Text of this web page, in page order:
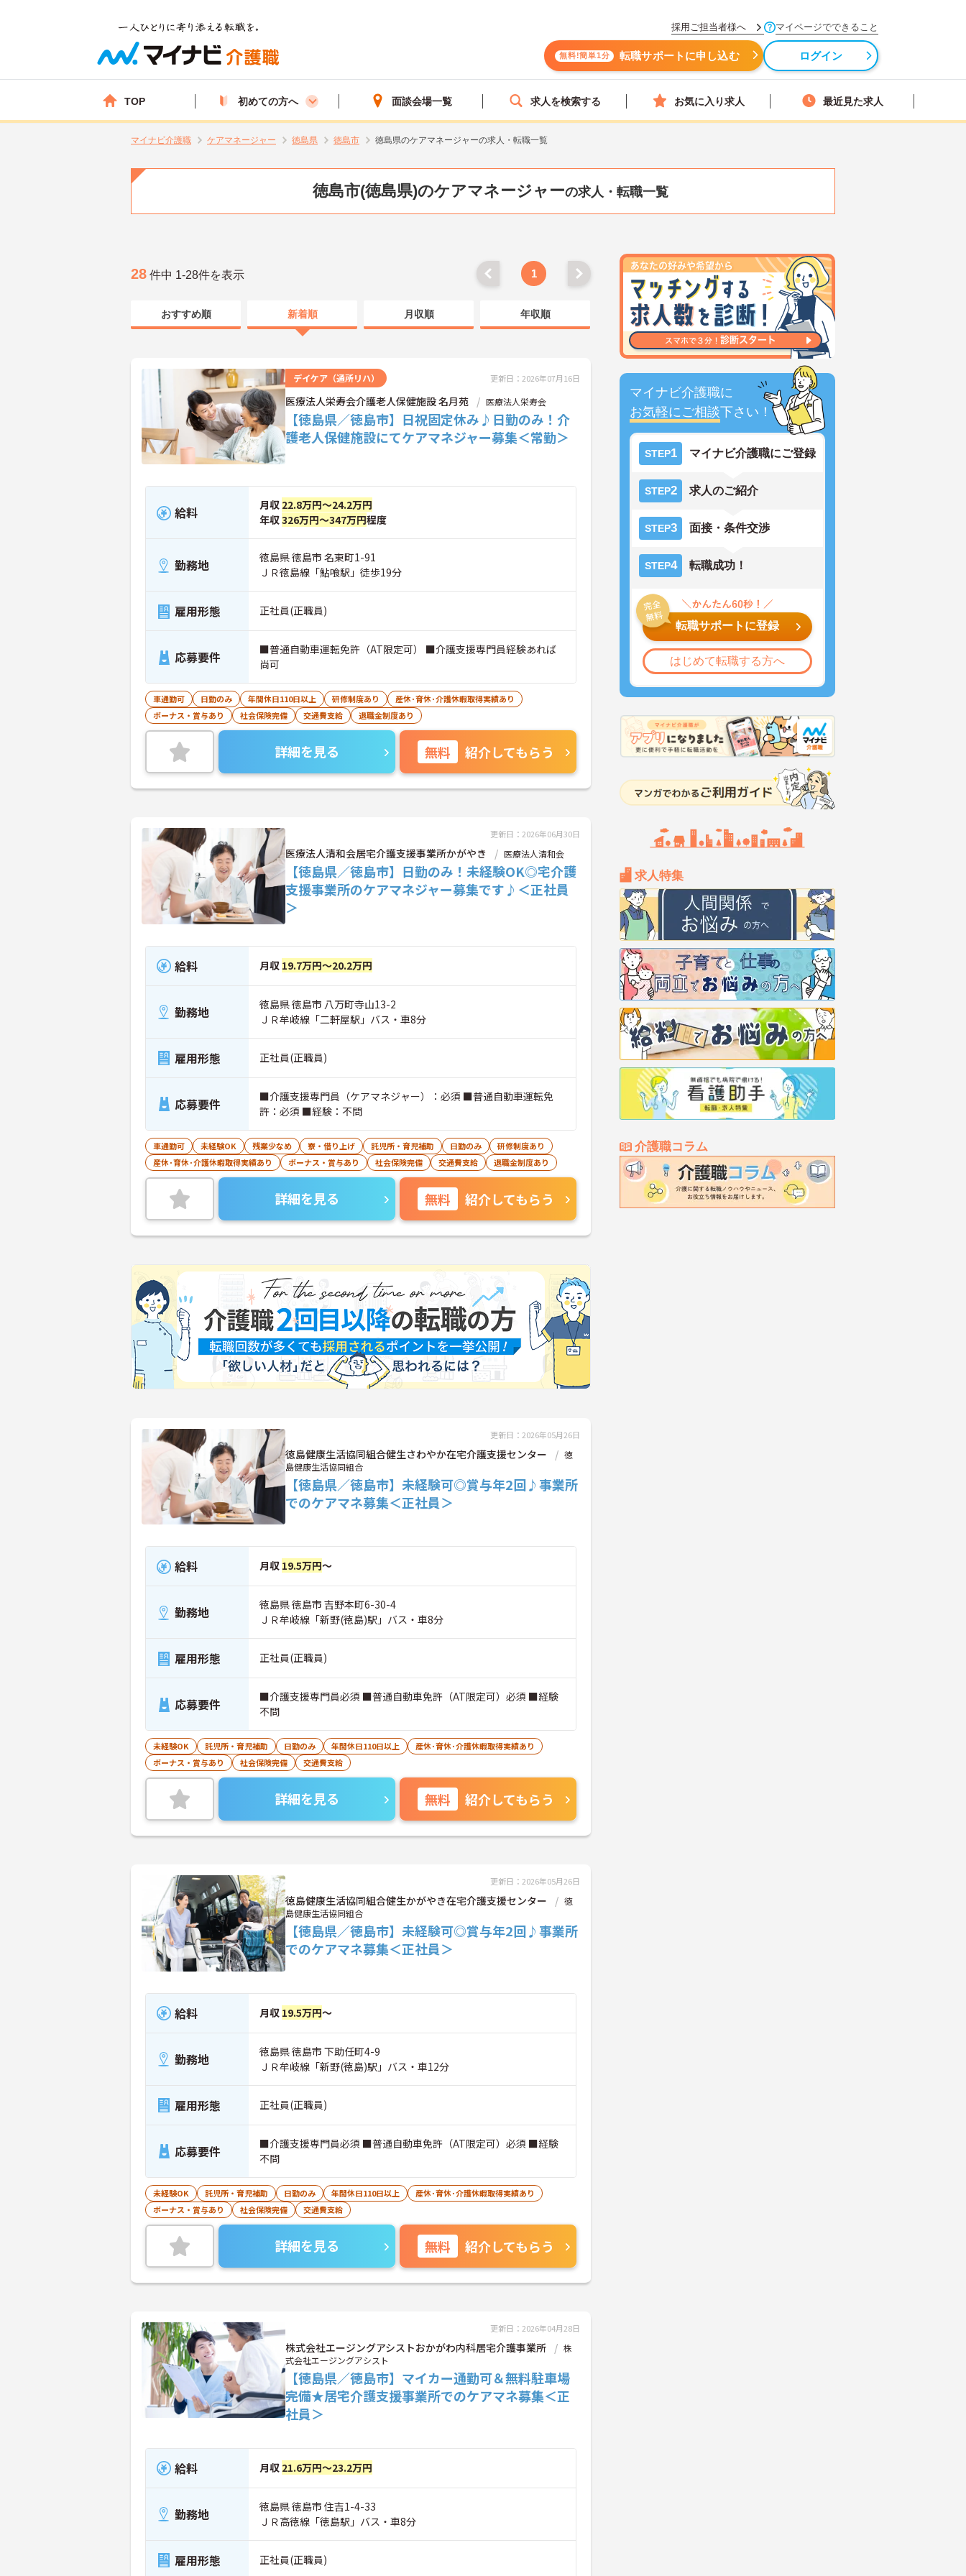
採用ご担当者様へ マイページでできること
無料!簡単1分 転職サポートに申し込む ログイン
TOP 初めての方へ 面談会場一覧 求人を検索する お気に入り求人 最近見た求人
マイナビ介護職 ケアマネージャー 徳島県 徳島市 徳島県のケアマネージャーの求人・転職一覧
徳島市(徳島県)のケアマネージャーの求人・転職一覧
マイナビ介護職に
お気軽にご相談下さい！
STEP1 マイナビ介護職にご登録
STEP2 求人のご紹介
STEP3 面接・条件交渉
STEP4 転職成功！
転職サポートに登録
はじめて転職する方へ
求人特集
介護職コラム
28 件中 1-28件を表示 1
おすすめ順 新着順 月収順 年収順
デイケア（通所リハ） 更新日：2026年07月16日
医療法人栄寿会介護老人保健施設 名月苑 医療法人栄寿会
【徳島県／徳島市】日祝固定休み♪日勤のみ！介
護老人保健施設にてケアマネジャー募集＜常勤＞
給料 月収 22.8万円～24.2万円
年収326万円～347万円程度
勤務地
徳島県 徳島市 名東町1-91
ＪＲ徳島線「鮎喰駅」徒歩19分
雇用形態 正社員(正職員)
応募要件
■普通自動車運転免許（AT限定可） ■介護支援専門員経験あれば
尚可
車通勤可 日勤のみ 年間休日110日以上 研修制度あり
産休･育休･介護休暇取得実績あり
ボーナス・賞与あり
社会保険完備 交通費支給 退職金制度あり
詳細を見る 無料 紹介してもらう
更新日：2026年06月30日
医療法人清和会居宅介護支援事業所かがやき 医療法人清和会
【徳島県／徳島市】日勤のみ！未経験OK◎宅介護
支援事業所のケアマネジャー募集です♪＜正社員
＞
給料 月収 19.7万円～20.2万円
勤務地
徳島県 徳島市 八万町寺山13-2
ＪＲ牟岐線「二軒屋駅」バス・車8分
雇用形態 正社員(正職員)
応募要件
■介護支援専門員（ケアマネジャー）：必須 ■普通自動車運転免
許：必須 ■経験：不問
車通勤可 未経験OK 残業少なめ 寮・借り上げ 託児所・育児補助 日勤のみ
研修制度あり
産休･育休･介護休暇取得実績あり
ボーナス・賞与あり 社会保険完備 交通費支給 退職金制度あり
詳細を見る 無料 紹介してもらう
更新日：2026年05月26日
徳島健康生活協同組合健生さわやか在宅介護支援センター
徳
島健康生活協同組合
【徳島県／徳島市】未経験可◎賞与年2回♪事業所
でのケアマネ募集＜正社員＞
給料 月収 19.5万円～
勤務地
徳島県 徳島市 吉野本町6-30-4
ＪＲ牟岐線「新野(徳島)駅」バス・車8分
雇用形態 正社員(正職員)
応募要件
■介護支援専門員必須 ■普通自動車免許（AT限定可）必須 ■経験
不問
未経験OK 託児所・育児補助 日勤のみ 年間休日110日以上
産休･育休･介護休暇取得実績あり
ボーナス・賞与あり
社会保険完備 交通費支給
詳細を見る 無料 紹介してもらう
更新日：2026年05月26日
徳島健康生活協同組合健生かがやき在宅介護支援センター
徳
島健康生活協同組合
【徳島県／徳島市】未経験可◎賞与年2回♪事業所
でのケアマネ募集＜正社員＞
給料 月収 19.5万円～
勤務地
徳島県 徳島市 下助任町4-9
ＪＲ牟岐線「新野(徳島)駅」バス・車12分
雇用形態 正社員(正職員)
応募要件
■介護支援専門員必須 ■普通自動車免許（AT限定可）必須 ■経験
不問
未経験OK 託児所・育児補助 日勤のみ 年間休日110日以上
産休･育休･介護休暇取得実績あり
ボーナス・賞与あり
社会保険完備 交通費支給
詳細を見る 無料 紹介してもらう
更新日：2026年04月28日
株式会社エージングアシストおかがわ内科居宅介護事業所
株
式会社エージングアシスト
【徳島県／徳島市】マイカー通勤可＆無料駐車場
完備★居宅介護支援事業所でのケアマネ募集＜正
社員＞
給料 月収 21.6万円～23.2万円
勤務地
徳島県 徳島市 住吉1-4-33
ＪＲ高徳線「徳島駅」バス・車8分
雇用形態 正社員(正職員)